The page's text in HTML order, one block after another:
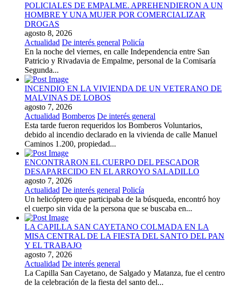
POLICIALES DE EMPALME. APREHENDIERON A UN
HOMBRE Y UNA MUJER POR COMERCIALIZAR
DROGAS
agosto 8, 2026
Actualidad De interés general Policía
En la noche del viernes, en calle Independencia entre San
Patricio y Rivadavia de Empalme, personal de la Comisaría
Segunda...
INCENDIO EN LA VIVIENDA DE UN VETERANO DE
MALVINAS DE LOBOS
agosto 7, 2026
Actualidad Bomberos De interés general
Esta tarde fueron requeridos los Bomberos Voluntarios,
debido al incendio declarado en la vivienda de calle Manuel
Caminos 1.200, propiedad...
ENCONTRARON EL CUERPO DEL PESCADOR
DESAPARECIDO EN EL ARROYO SALADILLO
agosto 7, 2026
Actualidad De interés general Policía
Un helicóptero que participaba de la búsqueda, encontró hoy
el cuerpo sin vida de la persona que se buscaba en...
LA CAPILLA SAN CAYETANO COLMADA EN LA
MISA CENTRAL DE LA FIESTA DEL SANTO DEL PAN
Y EL TRABAJO
agosto 7, 2026
Actualidad De interés general
La Capilla San Cayetano, de Salgado y Matanza, fue el centro
de la celebración de la fiesta del santo del...